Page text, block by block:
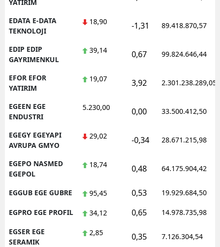
YATIRIM
EDATA E-DATA
TEKNOLOJI
18,90 -1,31 89.418.870,57
EDIP EDIP
GAYRIMENKUL
39,14 0,67 99.824.646,44
EFOR EFOR
YATIRIM
19,07 3,92 2.301.238.289,05
EGEEN EGE
ENDUSTRI
5.230,00 0,00 33.500.412,50
EGEGY EGEYAPI
AVRUPA GMYO
29,02 -0,34 28.671.215,98
EGEPO NASMED
EGEPOL
18,74 0,48 64.175.904,42
EGGUB EGE GUBRE 95,45 0,53 19.929.684,50
EGPRO EGE PROFIL 34,12 0,65 14.978.735,98
EGSER EGE
SERAMIK
2,85 0,35 7.126.304,54